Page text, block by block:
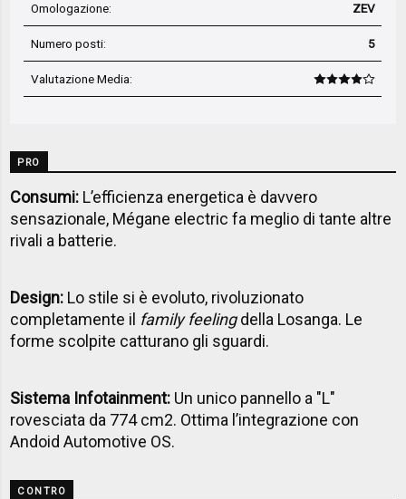
Omologazione: ZEV
Numero posti: 5
Valutazione Media:
PRO
Consumi: L’efficienza energetica è davvero
sensazionale, Mégane electric fa meglio di tante altre
rivali a batterie.
Design: Lo stile si è evoluto, rivoluzionato
completamente il family feelingdella Losanga. Le
forme scolpite catturano gli sguardi.
Sistema Infotainment: Un unico pannello a "L"
rovesciata da 774 cm2. Ottima l’integrazione con
Andoid Automotive OS.
CONTRO